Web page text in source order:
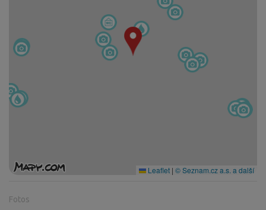
Leaflet | © Seznam.cz a.s. a další
Fotos